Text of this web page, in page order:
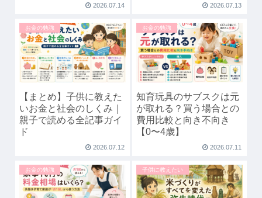
2026.07.14 2026.07.13
お金の勉強
【まとめ】子供に教えた
いお金と社会のしくみ｜
親子で読める全記事ガイ
ド
2026.07.12
お金の勉強
知育玩具のサブスクは元
が取れる？買う場合との
費用比較と向き不向き
【0〜4歳】
2026.07.11
お金の勉強 子供に教えたい